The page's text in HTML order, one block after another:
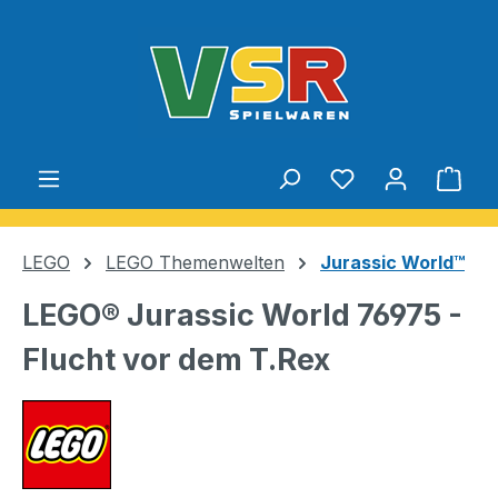
Du hast 0
LEGO LEGO Themenwelten Jurassic World™
LEGO® Jurassic World 76975 -
Flucht vor dem T.Rex